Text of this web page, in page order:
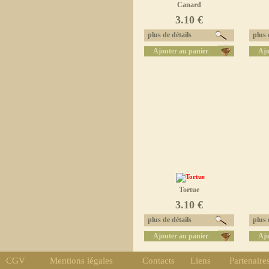
Canard
3.10 €
plus de détails
Ajouter au panier
plus
Tortue
3.10 €
plus de détails
Ajouter au panier
plus
CGV Mentions légales Contacts Liens